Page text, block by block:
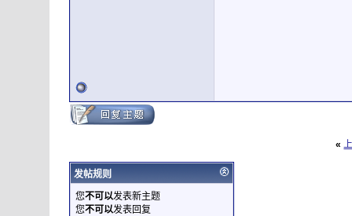
«
发帖规则
您不可以发表新主题
您不可以发表回复